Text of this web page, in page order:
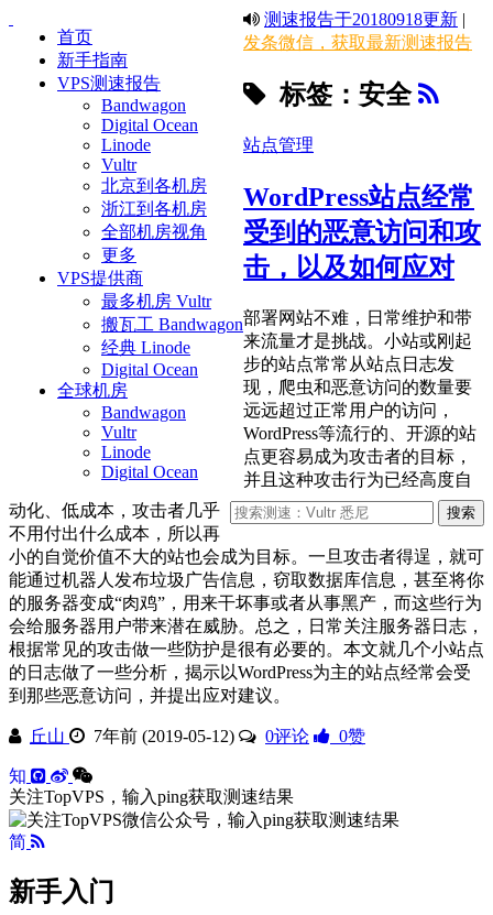
首页
新手指南
VPS测速报告
Bandwagon
Digital Ocean
Linode
Vultr
北京到各机房
浙江到各机房
全部机房视角
更多
VPS提供商
最多机房 Vultr
搬瓦工 Bandwagon
经典 Linode
Digital Ocean
全球机房
Bandwagon
Vultr
Linode
Digital Ocean
测速报告于20180918更新 |
发条微信，获取最新测速报告
标签：安全
站点管理
WordPress站点经常
受到的恶意访问和攻
击，以及如何应对
部署网站不难，日常维护和带
来流量才是挑战。小站或刚起
步的站点常常从站点日志发
现，爬虫和恶意访问的数量要
远远超过正常用户的访问，
WordPress等流行的、开源的站
点更容易成为攻击者的目标，
并且这种攻击行为已经高度自
动化、低成本，攻击者几乎
不用付出什么成本，所以再
小的自觉价值不大的站也会成为目标。一旦攻击者得逞，就可
能通过机器人发布垃圾广告信息，窃取数据库信息，甚至将你
的服务器变成“肉鸡”，用来干坏事或者从事黑产，而这些行为
会给服务器用户带来潜在威胁。总之，日常关注服务器日志，
根据常见的攻击做一些防护是很有必要的。本文就几个小站点
的日志做了一些分析，揭示以WordPress为主的站点经常会受
到那些恶意访问，并提出应对建议。
丘山 7年前 (2019-05-12) 0评论 0赞
知
关注TopVPS，输入ping获取测速结果
简
新手入门